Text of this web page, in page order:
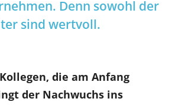
Denn sowohl der
sind wertvoll.
die am Anfang
der Nachwuchs ins